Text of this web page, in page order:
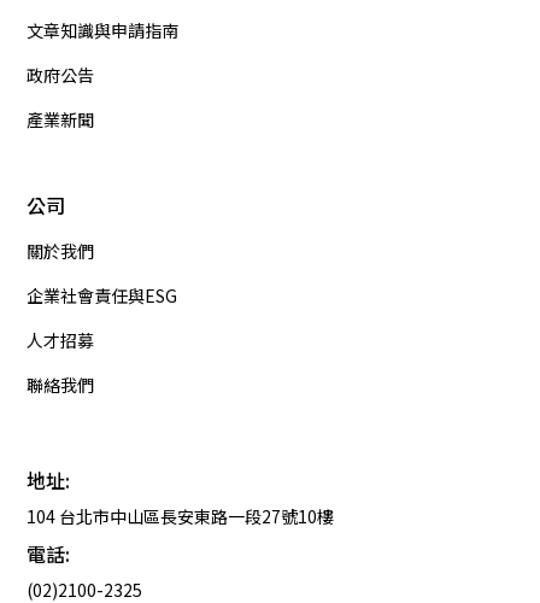
文章知識與申請指南
政府公告
產業新聞
公司
關於我們
企業社會責任與ESG
人才招募
聯絡我們
地址:
104 台北市中山區長安東路一段27號10樓
電話:
(02)2100-2325